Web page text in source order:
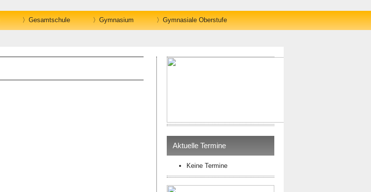
Gesamtschule Gymnasium Gymnasiale Oberstufe
Aktuelle Termine
Keine Termine